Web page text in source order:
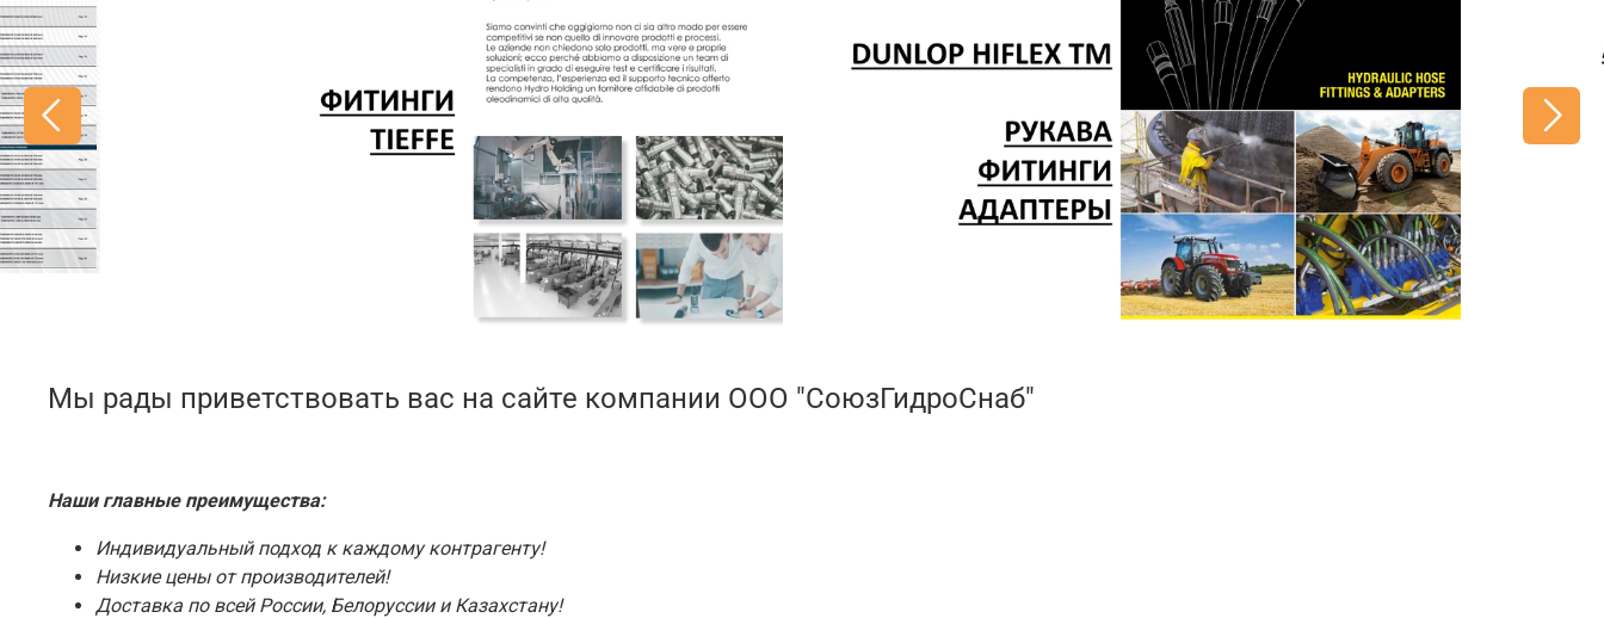
Мы рады приветствовать вас на сайте компании ООО "СоюзГидроСнаб"
Наши главные преимущества:
Индивидуальный подход к каждому контрагенту!
Низкие цены от производителей!
Доставка по всей России, Белоруссии и Казахстану!